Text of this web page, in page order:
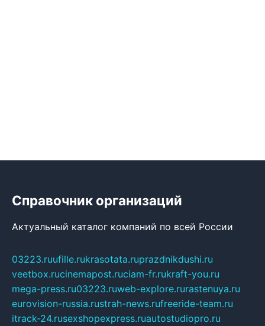
Справочник организаций
Актуальный каталог компаний по всей России
03223.ruufille.rukrasotata.ruprazdnikdushi.ru
veetbox.rucinemapost.ruciam-fr.rukraft-you.ru
mega-press.ru03223.ruweb-explore.rurastenuya.ru
eurovision-russia.rustrah-news.rufreeride-team.ru
itrack-24.rusexshopexpress.ruautostudiopro.ru